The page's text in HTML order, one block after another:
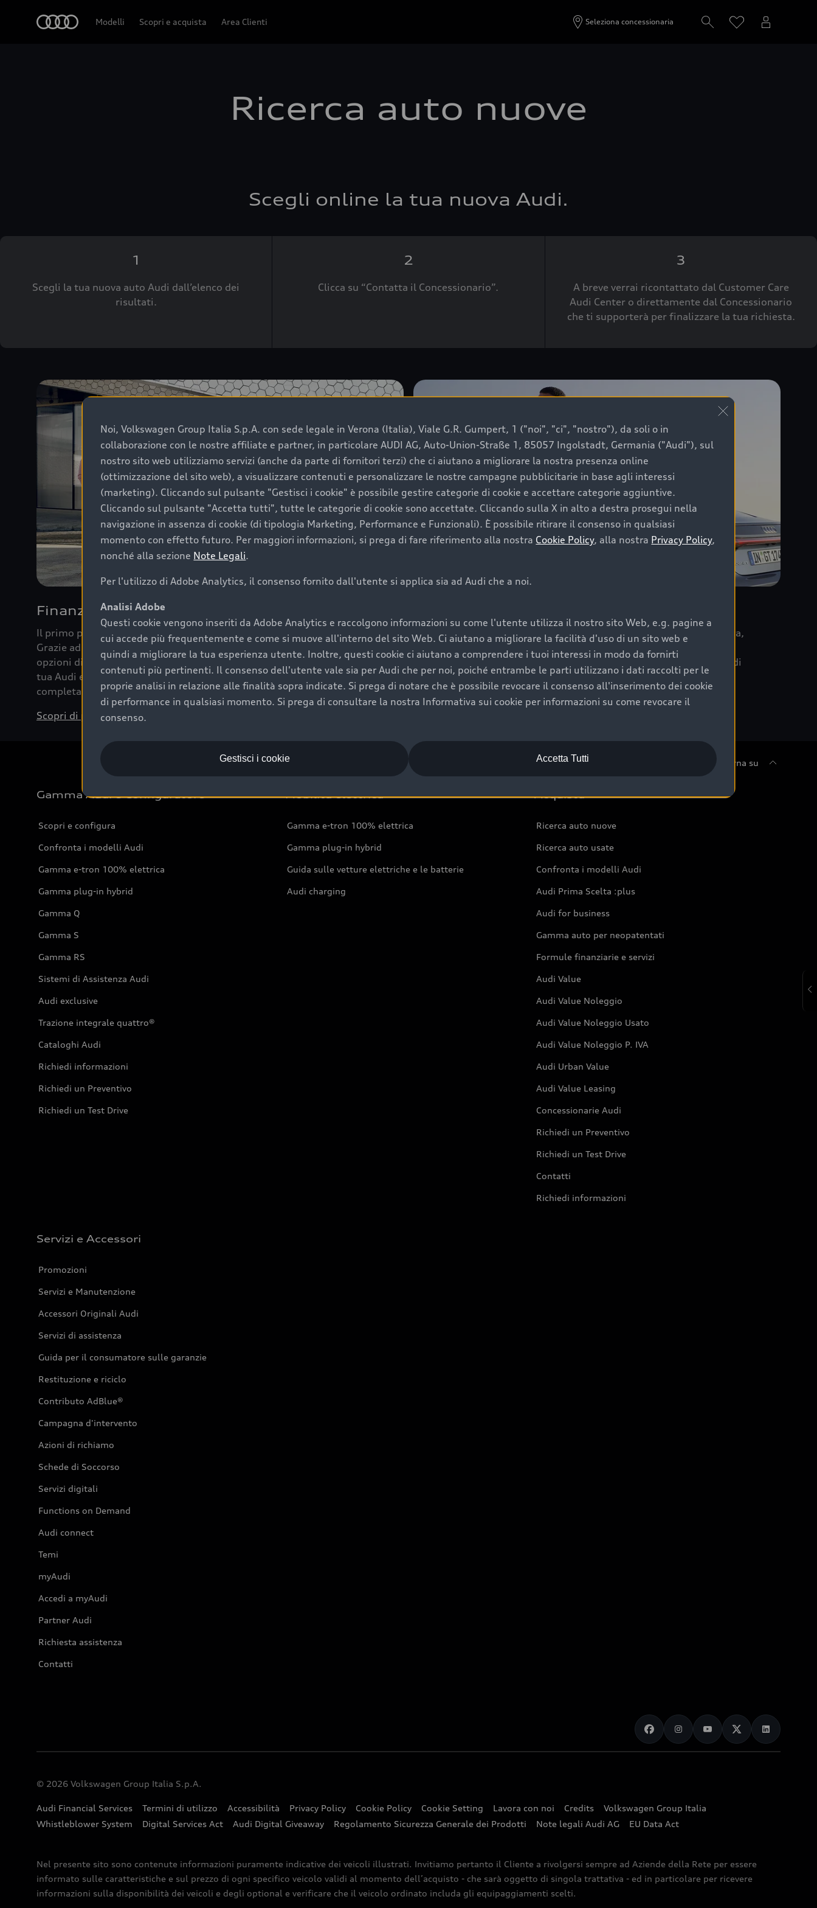
Noi, Volkswagen Group Italia S.p.A. con sede legale in Verona (Italia), Viale G.R. Gumpert, 1 ("noi", "ci", "nostro"), da soli o in
collaborazione con le nostre affiliate e partner, in particolare AUDI AG, Auto-Union-Straße 1, 85057 Ingolstadt, Germania ("Audi"), sul
nostro sito web utilizziamo servizi (anche da parte di fornitori terzi) che ci aiutano a migliorare la nostra presenza online
(ottimizzazione del sito web), a visualizzare contenuti e personalizzare le nostre campagne pubblicitarie in base agli interessi
(marketing). Cliccando sul pulsante "Gestisci i cookie" è possibile gestire categorie di cookie e accettare categorie aggiuntive.
Cliccando sul pulsante "Accetta tutti", tutte le categorie di cookie sono accettate. Cliccando sulla X in alto a destra prosegui nella
navigazione in assenza di cookie (di tipologia Marketing, Performance e Funzionali). È possibile ritirare il consenso in qualsiasi
momento con effetto futuro. Per maggiori informazioni, si prega di fare riferimento alla nostra Cookie Policy, alla nostra Privacy Policy,
nonché alla sezione Note Legali.
Per l'utilizzo di Adobe Analytics, il consenso fornito dall'utente si applica sia ad Audi che a noi.
Analisi Adobe
Questi cookie vengono inseriti da Adobe Analytics e raccolgono informazioni su come l'utente utilizza il nostro sito Web, e.g. pagine a
cui accede più frequentemente e come si muove all'interno del sito Web. Ci aiutano a migliorare la facilità d'uso di un sito web e
quindi a migliorare la tua esperienza utente. Inoltre, questi cookie ci aiutano a comprendere i tuoi interessi in modo da fornirti
contenuti più pertinenti. Il consenso dell'utente vale sia per Audi che per noi, poiché entrambe le parti utilizzano i dati raccolti per le
proprie analisi in relazione alle finalità sopra indicate. Si prega di notare che è possibile revocare il consenso all'inserimento dei cookie
di performance in qualsiasi momento. Si prega di consultare la nostra Informativa sui cookie per informazioni su come revocare il
consenso.
Accetta Tutti
Gestisci i cookie
Modelli Scopri e acquista Area Clienti Seleziona concessionaria
Ricerca auto nuove
Scegli online la tua nuova Audi.
1
Scegli la tua nuova auto Audi dall’elenco dei
risultati.
2
Clicca su “Contatta il Concessionario”.
3
A breve verrai ricontattato dal Customer Care
Audi Center o direttamente dal Concessionario
che ti supporterà per finalizzare la tua richiesta.
Finanziare la tua Audi
Il primo passo verso l’emozione di guidare un’Audi è comprarne una.
Grazie ad Audi Financial Services possiamo fornirti un’ampia gamma di
opzioni di acquisto. Con Audi Value ti garantiamo il valore futuro della
tua Audi e, al termine del finanziamento, tutta la libertà di scegliere se
completare l’acquisto, sostituirla o restituirla.
Scopri di più
Per la tua nuova Audi, entro la data di immatricolazione della vettura,
puoi attivare il Piano Premium Care. Scopri i cinque diversi livelli di
copertura previsti, personalizzati secondo le tabelle manutenzione di
ogni auto.
Scopri di più
Torna su
Gamma Audi e Configuratore
Scopri e configura
Confronta i modelli Audi
Gamma e-tron 100% elettrica
Gamma plug-in hybrid
Gamma Q
Gamma S
Gamma RS
Sistemi di Assistenza Audi
Audi exclusive
Trazione integrale quattro®
Cataloghi Audi
Richiedi informazioni
Richiedi un Preventivo
Richiedi un Test Drive
Mobilità elettrica
Gamma e-tron 100% elettrica
Gamma plug-in hybrid
Guida sulle vetture elettriche e le batterie
Audi charging
Acquista
Ricerca auto nuove
Ricerca auto usate
Confronta i modelli Audi
Audi Prima Scelta :plus
Audi for business
Gamma auto per neopatentati
Formule finanziarie e servizi
Audi Value
Audi Value Noleggio
Audi Value Noleggio Usato
Audi Value Noleggio P. IVA
Audi Urban Value
Audi Value Leasing
Concessionarie Audi
Richiedi un Preventivo
Richiedi un Test Drive
Contatti
Richiedi informazioni
Servizi e Accessori
Promozioni
Servizi e Manutenzione
Accessori Originali Audi
Servizi di assistenza
Guida per il consumatore sulle garanzie
Restituzione e riciclo
Contributo AdBlue®
Campagna d'intervento
Azioni di richiamo
Schede di Soccorso
Servizi digitali
Functions on Demand
Audi connect
Temi
myAudi
Accedi a myAudi
Partner Audi
Richiesta assistenza
Contatti
© 2026 Volkswagen Group Italia S.p.A.
Audi Financial Services Termini di utilizzo Accessibilità Privacy Policy Cookie Policy Cookie Setting Lavora con noi Credits
Volkswagen Group Italia
Whistleblower System
Digital Services Act Audi Digital Giveaway Regolamento Sicurezza Generale dei Prodotti Note legali Audi AG EU Data Act
Nel presente sito sono contenute informazioni puramente indicative dei veicoli illustrati. Invitiamo pertanto il Cliente a rivolgersi sempre ad Aziende della Rete per essere
informato sulle caratteristiche e sul prezzo di ogni specifico veicolo validi al momento dell’acquisto - che sarà oggetto di singola trattativa - ed in particolare per ricevere
informazioni sulla disponibilità dei veicoli e degli optional e verificare che il veicolo ordinato includa gli equipaggiamenti scelti.